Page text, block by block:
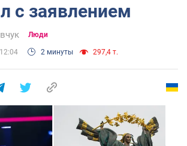
с заявлением
Люди
2 минуты 297,4 т.